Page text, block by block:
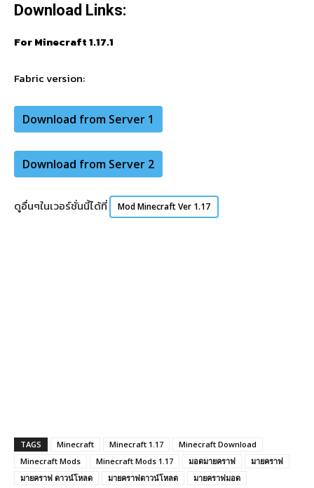
Download Links:
For Minecraft 1.17.1
Fabricversion:
Download from Server 1
Download from Server 2
ดูอื่นๆในเวอร์ชั่นนี้ได้ที่ Mod Minecraft Ver 1.17
TAGS Minecraft Minecraft 1.17
Minecraft Download
Minecraft Mods
Minecraft Mods 1.17 มอดมายคราฟ
มายคราฟ
มายคราฟ ดาวน์โหลด
มายคราฟดาวน์โหลด
มายคราฟมอด